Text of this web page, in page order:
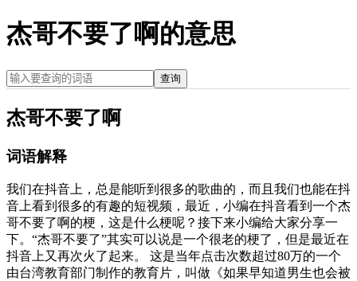
杰哥不要了啊的意思
查询
杰哥不要了啊
词语解释
我们在抖音上，总是能听到很多的歌曲的，而且我们也能在抖
音上看到很多的有趣的短视频，最近，小编在抖音看到一个杰
哥不要了啊的梗，这是什么梗呢？接下来小编给大家分享一
下。“杰哥不要了”其实可以说是一个很老的梗了，但是最近在
抖音上又再次火了起来。 这是当年点击次数超过80万的一个
由台湾教育部门制作的教育片，叫做《如果早知道男生也会被